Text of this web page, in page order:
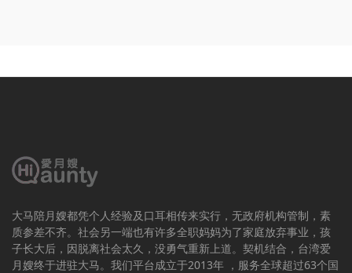
大马陪月嫂都凭个人经验及口耳相传来实行，无政府机构管制，素
质参差不齐。社会另一端也有许多全职妈妈为了家庭放弃事业，孩
子长大后，因脱离社会太久，没勇气重新上道。契机结合，台湾爱
月嫂终于进驻大马。我们平台成立于2013年 ，服务全球超过63个国